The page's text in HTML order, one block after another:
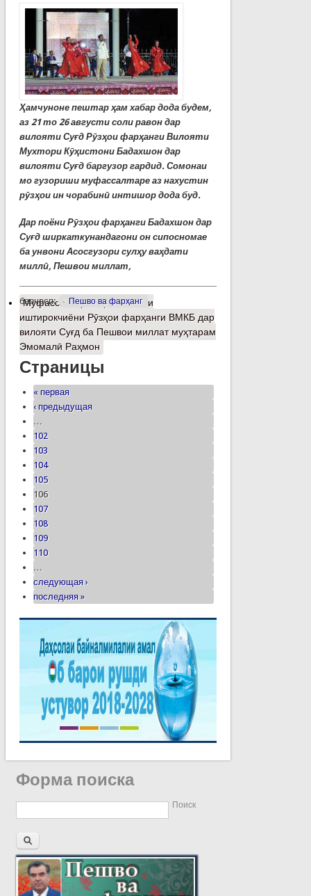
Ҳамчуноне пештар ҳам хабар дода будем,
аз 21 то 26 августи соли равон дар
вилояти Суғд Рӯзҳои фарҳанги Вилояти
Мухтори Кӯҳистони Бадахшон дар
вилояти Суғд баргузор гардид. Сомонаи
мо гузориши муфассалтаре аз нахустин
рӯзҳои ин чорабинӣ интишор дода буд.
Дар поёни Рӯзҳои фарҳанги Бадахшон дар
Суғд ширкаткунандагони он сипосномае
ба унвони Асосгузори сулҳу ваҳдати
миллӣ, Пешвои миллат,
барчасп: Пешво ва фарҳанг
Муфассалтаро Арзи сипоси
иштирокчиёни Рӯзҳои фарҳанги ВМКБ дар
вилояти Суғд ба Пешвои миллат муҳтарам
Эмомалӣ Раҳмон
Страницы
« первая
‹ предыдущая
…
102
103
104
105
106
107
108
109
110
…
следующая ›
последняя »
Форма поиска
Поиск